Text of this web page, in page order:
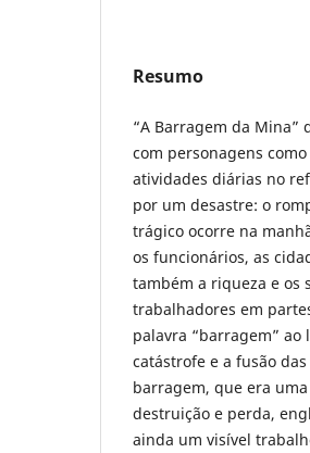
Resumo
“A Barragem da Mina”
com personagens
atividades diárias no
por um desastre: o
trágico ocorre na
os funcionários, as
também a riqueza e os
trabalhadores em
palavra “barragem”
catástrofe e a fusão
barragem, que era
destruição e perda,
ainda um visível